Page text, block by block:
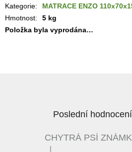
Kategorie:
MATRACE ENZO
Hmotnost:
5 kg
Položka byla vyprodána…
Poslední
|